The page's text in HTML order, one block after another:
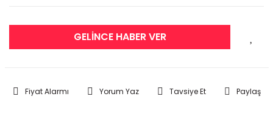
GELİNCE HABER VER
Fiyat Alarmı Yorum Yaz Tavsiye Et Paylaş